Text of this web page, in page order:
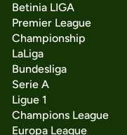
Betinia LIGA
Premier League
Championship
LaLiga
Bundesliga
Serie A
Ligue 1
Champions League
Europa League